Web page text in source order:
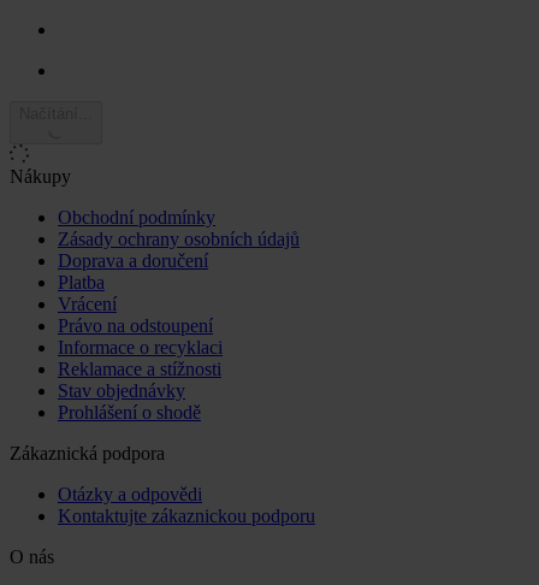
Nákupy
Obchodní podmínky
Zásady ochrany osobních údajů
Doprava a doručení
Platba
Vrácení
Právo na odstoupení
Informace o recyklaci
Reklamace a stížnosti
Stav objednávky
Prohlášení o shodě
Zákaznická podpora
Otázky a odpovědi
Kontaktujte zákaznickou podporu
O nás